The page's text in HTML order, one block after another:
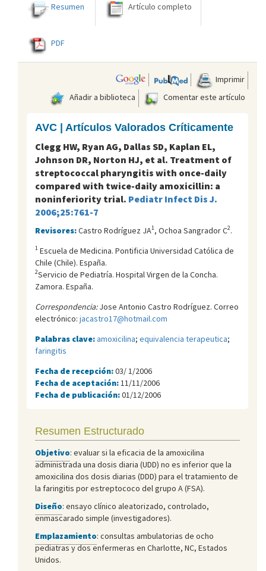
Resumen Artículo completo
PDF
Imprimir
Añadir a biblioteca
Comentar este artículo
AVC | Artículos Valorados Críticamente
Clegg HW, Ryan AG, Dallas SD, Kaplan EL,
Johnson DR, Norton HJ, et al. Treatment of
streptococcal pharyngitis with once-daily
compared with twice-daily amoxicillin: a
noninferiority trial. Pediatr Infect Dis J.
2006;25:761-7
Revisores:Castro Rodríguez JA1, Ochoa Sangrador C2.
1 Escuela de Medicina. Pontificia Universidad Católica de
Chile (Chile). España.
2Servicio de Pediatrí­a. Hospital Virgen de la Concha.
Zamora. España.
Correspondencia:Jose Antonio Castro Rodríguez. Correo
electrónico: jacastro17@hotmail.com
Palabras clave:amoxicilina; equivalencia terapeutica;
faringitis
Fecha de recepción:03/ 1/2006
Fecha de aceptación: 11/11/2006
Fecha de publicación:01/12/2006
Resumen Estructurado
Objetivo: evaluar si la eficacia de la amoxicilina
administrada una dosis diaria (UDD) no es inferior que la
amoxicilina dos dosis diarias (DDD) para el tratamiento de
la faringitis por estreptococo del grupo A (FSA).
Diseño: ensayo clínico aleatorizado, controlado,
enmascarado simple (investigadores).
Emplazamiento: consultas ambulatorias de ocho
pediatras y dos enfermeras en Charlotte, NC, Estados
Unidos.